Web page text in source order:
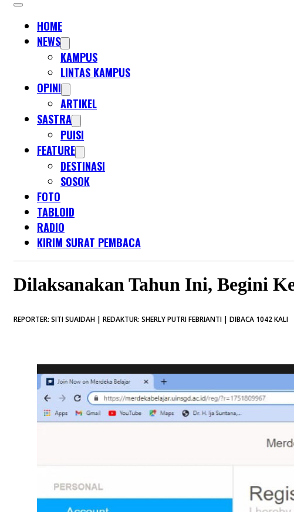
HOME
NEWS
KAMPUS
LINTAS KAMPUS
OPINI
ARTIKEL
SASTRA
PUISI
FEATURE
DESTINASI
SOSOK
FOTO
TABLOID
RADIO
KIRIM SURAT PEMBACA
Dilaksanakan Tahun Ini, Begini
REPORTER: SITI SUAIDAH | REDAKTUR: SHERLY PUTRI FEBRIANTI | DIBACA 1042 KALI